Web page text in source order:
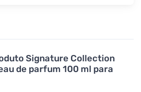
Signature Collection
de parfum 100 ml para